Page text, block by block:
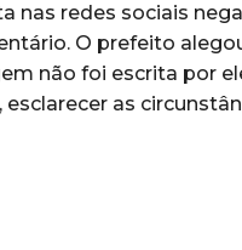
nas redes sociais
O prefeito
não foi escrita por
esclarecer as